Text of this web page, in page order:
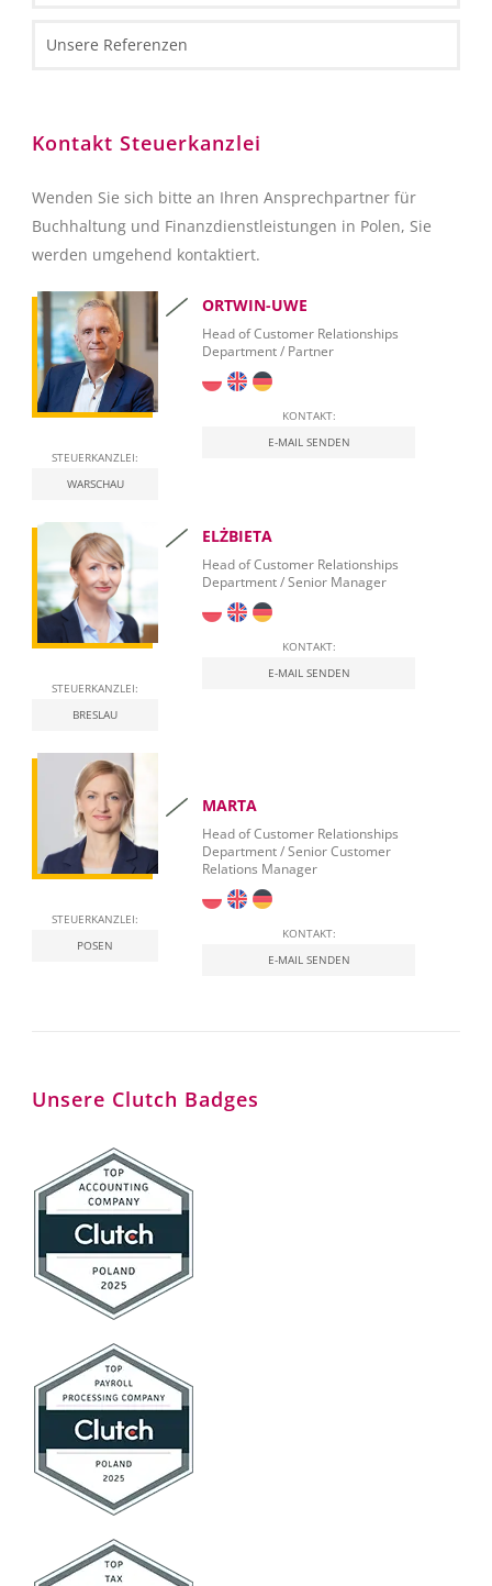
Customer Relation Management
SQL Server 2012 Report Builder
Unsere Referenzen
Kontakt Steuerkanzlei
Wenden Sie sich bitte an Ihren Ansprechpartner für
Buchhaltung und Finanzdienstleistungen in Polen, Sie
werden umgehend kontaktiert.
STEUERKANZLEI:
WARSCHAU
ORTWIN-UWE
Head of Customer Relationships
Department / Partner
KONTAKT:
E-MAIL SENDEN
STEUERKANZLEI:
BRESLAU
ELŻBIETA
Head of Customer Relationships
Department / Senior Manager
KONTAKT:
E-MAIL SENDEN
STEUERKANZLEI:
POSEN
MARTA
Head of Customer Relationships
Department / Senior Customer
Relations Manager
KONTAKT:
E-MAIL SENDEN
Unsere Clutch Badges